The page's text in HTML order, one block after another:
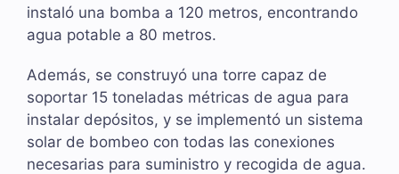
instaló una bomba a 120 metros, encontrando
agua potable a 80 metros.
Además, se construyó una torre capaz de
soportar 15 toneladas métricas de agua para
instalar depósitos, y se implementó un sistema
solar de bombeo con todas las conexiones
necesarias para suministro y recogida de agua.